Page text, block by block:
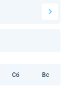
Сб Вс